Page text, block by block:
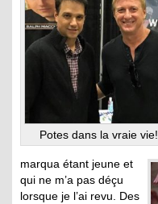
Potes dans la vraie vie!
marqua étant jeune et
qui ne m’a pas déçu
lorsque je l’ai revu. Des